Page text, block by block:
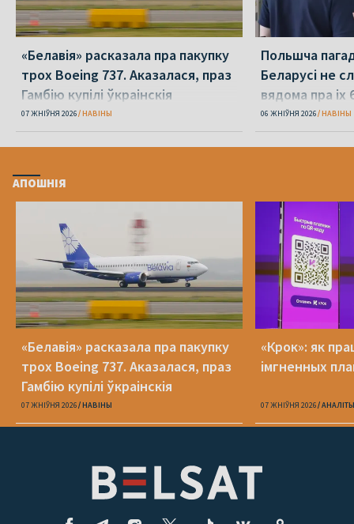
«Белавія» расказала пра пакупку
трох Boeing 737. Аказалася, праз
Гамбію купілі ўкраінскія
07 ЖНІЎНЯ 2026 НАВІНЫ
Польшча
Беларусі не
вядома пра іх
06 ЖНІЎНЯ 2026 НАВІНЫ
АПОШНІЯ
«Белавія» расказала пра пакупку
трох Boeing 737. Аказалася, праз
Гамбію купілі ўкраінскія
07 ЖНІЎНЯ 2026 НАВІНЫ
«Крок»: як
імгненных
07 ЖНІЎНЯ 2026